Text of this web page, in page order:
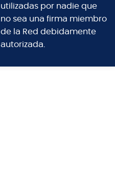
utilizadas por nadie que
no sea una firma miembro
de la Red debidamente
autorizada.